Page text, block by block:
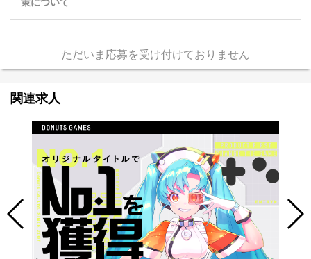
ただいま応募を受け付けておりません
関連求人